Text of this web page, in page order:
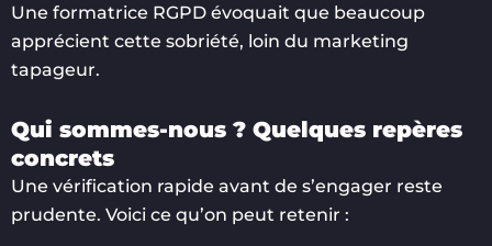
Une formatrice RGPD évoquait que beaucoup
apprécient cette sobriété, loin du marketing
tapageur.
Qui sommes-nous ? Quelques repères
concrets
Une vérification rapide avant de s’engager reste
prudente. Voici ce qu’on peut retenir :